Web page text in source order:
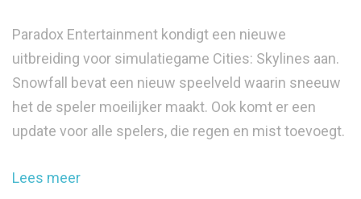
Paradox Entertainment kondigt een nieuwe
uitbreiding voor simulatiegame Cities: Skylines aan.
Snowfall bevat een nieuw speelveld waarin sneeuw
het de speler moeilijker maakt. Ook komt er een
update voor alle spelers, die regen en mist toevoegt.
Lees meer